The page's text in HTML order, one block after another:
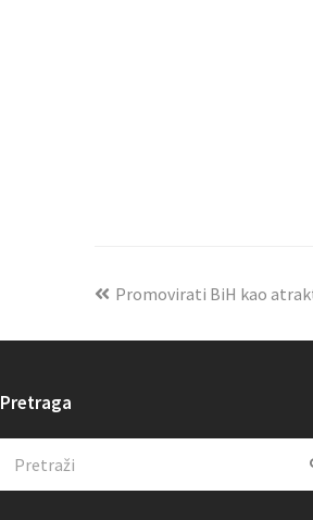
Promovirati BiH kao
Pretraga